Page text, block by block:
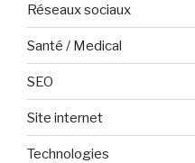
Réseaux sociaux
Santé / Medical
SEO
Site internet
Technologies